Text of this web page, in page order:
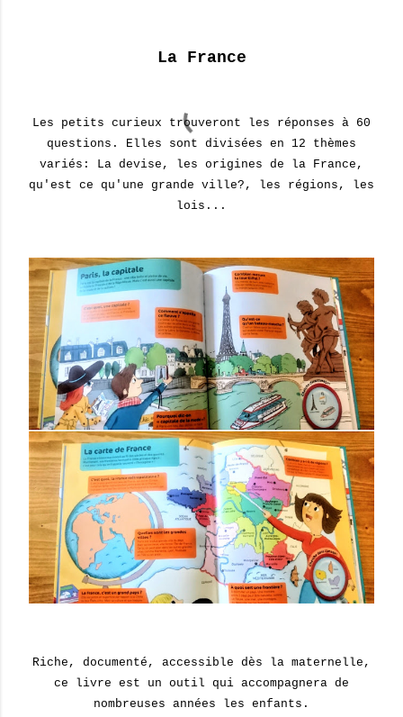
La France
Les petits curieux trouveront les réponses à 60
questions. Elles sont divisées en 12 thèmes
variés: La devise, les origines de la France,
qu'est ce qu'une grande ville?, les régions, les
lois...
Riche, documenté, accessible dès la maternelle,
ce livre est un outil qui accompagnera de
nombreuses années les enfants.